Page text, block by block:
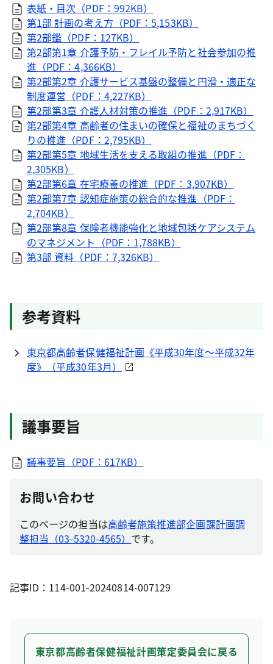
表紙・目次（PDF：992KB）
第1部 計画の考え方（PDF：5,153KB）
第2部鑑（PDF：127KB）
第2部第1章 介護予防・フレイル予防と社会参加の推
進（PDF：4,366KB）
第2部第2章 介護サービス基盤の整備と円滑・適正な
制度運営（PDF：4,227KB）
第2部第3章 介護人材対策の推進（PDF：2,917KB）
第2部第4章 高齢者の住まいの確保と福祉のまちづく
りの推進（PDF：2,795KB）
第2部第5章 地域生活を支える取組の推進（PDF：
2,305KB）
第2部第6章 在宅療養の推進（PDF：3,907KB）
第2部第7章 認知症施策の総合的な推進（PDF：
2,704KB）
第2部第8章 保険者機能強化と地域包括ケアシステム
のマネジメント（PDF：1,788KB）
第3部 資料（PDF：7,326KB）
参考資料
東京都高齢者保健福祉計画《平成30年度～平成32年
度》（平成30年3月）
議事要旨
議事要旨（PDF：617KB）
お問い合わせ
このページの担当は高齢者施策推進部企画課計画調
整担当（03-5320-4565） です。
記事ID：114-001-20240814-007129
東京都高齢者保健福祉計画策定委員会に戻る